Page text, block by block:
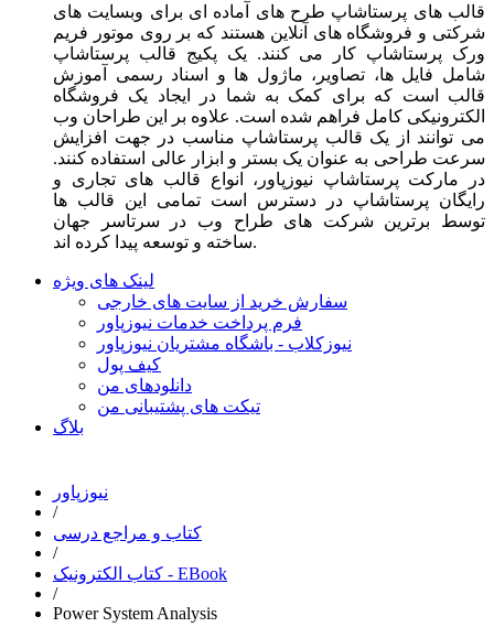
قالب های پرستاشاپ طرح های آماده ای برای وبسایت های
شرکتی و فروشگاه های آنلاین هستند که بر روی موتور فریم
ورک پرستاشاپ کار می کنند. یک پکیج قالب پرستاشاپ
شامل فایل ها، تصاویر، ماژول ها و اسناد رسمی آموزش
قالب است که برای کمک به شما در ایجاد یک فروشگاه
الکترونیکی کامل فراهم شده است. علاوه بر این طراحان وب
می توانند از یک قالب پرستاشاپ مناسب در جهت افزایش
سرعت طراحی به عنوان یک بستر و ابزار عالی استفاده کنند.
در مارکت پرستاشاپ نیوزپاور، انواع قالب های تجاری و
رایگان پرستاشاپ در دسترس است تمامی این قالب ها
توسط برترین شرکت های طراح وب در سرتاسر جهان
ساخته و توسعه پیدا کرده اند.
لینک های ویژه
سفارش خرید از سایت های خارجی
فرم پرداخت خدمات نیوزپاور
نیوزکلاب - باشگاه مشتریان نیوزپاور
کیف پول
دانلودهای من
تیکت های پشتیبانی من
بلاگ
نیوزپاور
/
کتاب و مراجع درسی
/
کتاب الکترونیک - EBook
/
Power System Analysis